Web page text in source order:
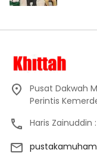
Pusat Dakwah
Perintis
Haris